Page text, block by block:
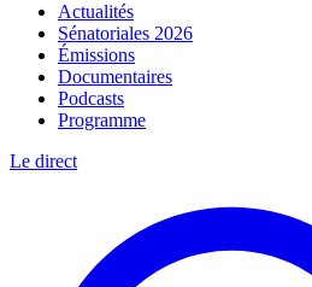
Actualités
Sénatoriales 2026
Émissions
Documentaires
Podcasts
Programme
Le direct